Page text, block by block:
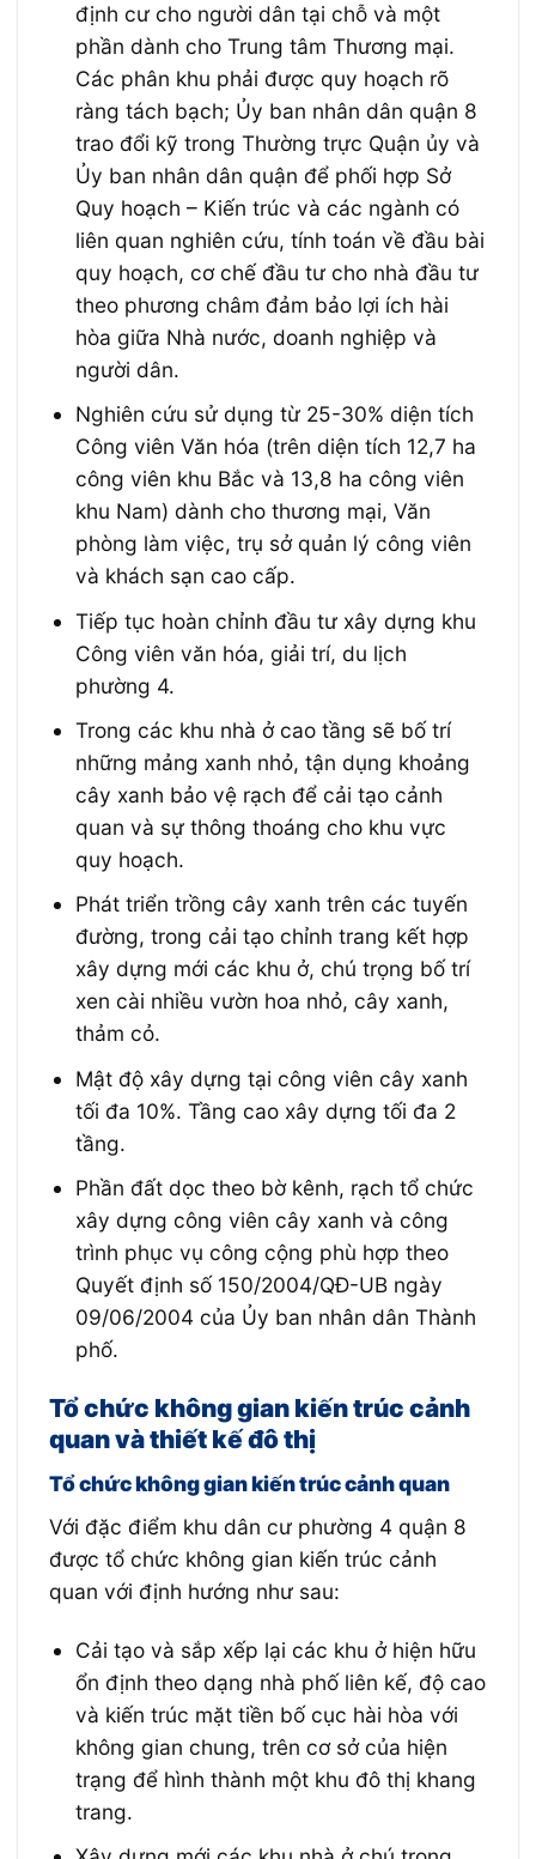
định cư cho người dân tại chỗ và một
phần dành cho Trung tâm Thương mại.
Các phân khu phải được quy hoạch rõ
ràng tách bạch; Ủy ban nhân dân quận 8
trao đổi kỹ trong Thường trực Quận ủy và
Ủy ban nhân dân quận để phối hợp Sở
Quy hoạch – Kiến trúc và các ngành có
liên quan nghiên cứu, tính toán về đầu bài
quy hoạch, cơ chế đầu tư cho nhà đầu tư
theo phương châm đảm bảo lợi ích hài
hòa giữa Nhà nước, doanh nghiệp và
người dân.
Nghiên cứu sử dụng từ 25-30% diện tích
Công viên Văn hóa (trên diện tích 12,7 ha
công viên khu Bắc và 13,8 ha công viên
khu Nam) dành cho thương mại, Văn
phòng làm việc, trụ sở quản lý công viên
và khách sạn cao cấp.
Tiếp tục hoàn chỉnh đầu tư xây dựng khu
Công viên văn hóa, giải trí, du lịch
phường 4.
Trong các khu nhà ở cao tầng sẽ bố trí
những mảng xanh nhỏ, tận dụng khoảng
cây xanh bảo vệ rạch để cải tạo cảnh
quan và sự thông thoáng cho khu vực
quy hoạch.
Phát triển trồng cây xanh trên các tuyến
đường, trong cải tạo chỉnh trang kết hợp
xây dựng mới các khu ở, chú trọng bố trí
xen cài nhiều vườn hoa nhỏ, cây xanh,
thảm cỏ.
Mật độ xây dựng tại công viên cây xanh
tối đa 10%. Tầng cao xây dựng tối đa 2
tầng.
Phần đất dọc theo bờ kênh, rạch tổ chức
xây dựng công viên cây xanh và công
trình phục vụ công cộng phù hợp theo
Quyết định số 150/2004/QĐ-UB ngày
09/06/2004 của Ủy ban nhân dân Thành
phố.
Tổ chức không gian kiến trúc cảnh
quan và thiết kế đô thị
Tổ chức không gian kiến trúc cảnh quan
Với đặc điểm khu dân cư phường 4 quận 8
được tổ chức không gian kiến trúc cảnh
quan với định hướng như sau:
Cải tạo và sắp xếp lại các khu ở hiện hữu
ổn định theo dạng nhà phố liên kế, độ cao
và kiến trúc mặt tiền bố cục hài hòa với
không gian chung, trên cơ sở của hiện
trạng để hình thành một khu đô thị khang
trang.